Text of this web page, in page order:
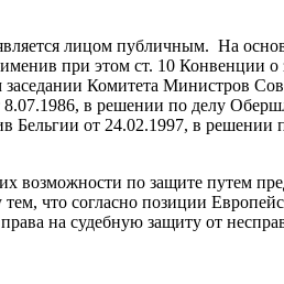
лицом публичным. На
при этом ст. 10 Конвенции о
Комитета Министров
в решении по делу
Бельгии от 24.02.1997, в решении
возможности по защите путем
что согласно позиции
на судебную защиту от